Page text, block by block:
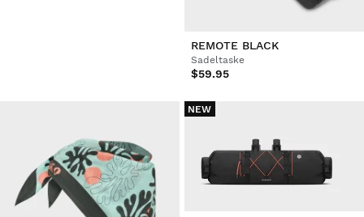
REMOTE BLACK
Sadeltaske
$59.95
NEW